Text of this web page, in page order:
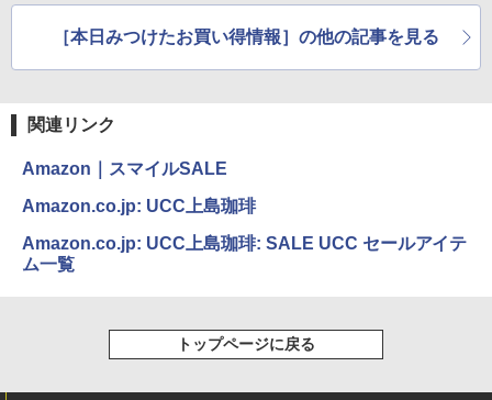
［本日みつけたお買い得情報］の他の記事を見る
関連リンク
Amazon｜スマイルSALE
Amazon.co.jp: UCC上島珈琲
Amazon.co.jp: UCC上島珈琲: SALE UCC セールアイテ
ム一覧
トップページに戻る